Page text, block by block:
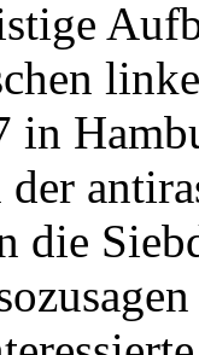
in
die